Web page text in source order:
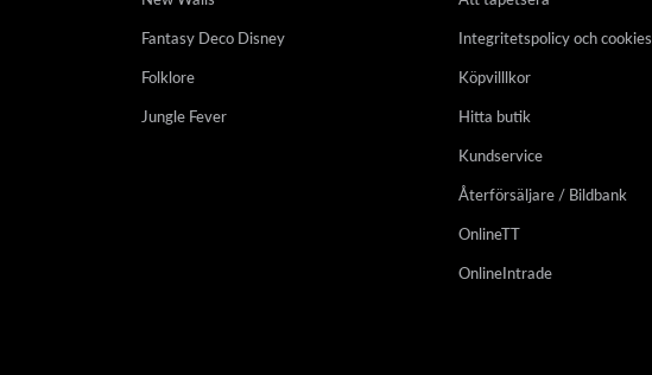
Fantasy Deco Disney
Folklore
Jungle Fever
Integritetspolicy och cookies
Köpvilllkor
Hitta butik
Kundservice
Återförsäljare / Bildbank
OnlineTT
OnlineIntrade